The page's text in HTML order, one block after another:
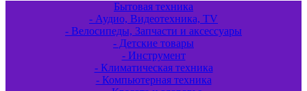
Бытовая техника
- Аудио, Видеотехника, TV
- Велосипеды, Запчасти и аксессуары
- Детские товары
- Инструмент
- Климатическая техника
- Компьютерная техника